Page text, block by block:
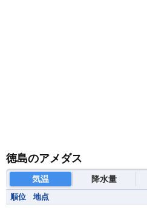
徳島のアメダス
気温 降水量
順位 地点